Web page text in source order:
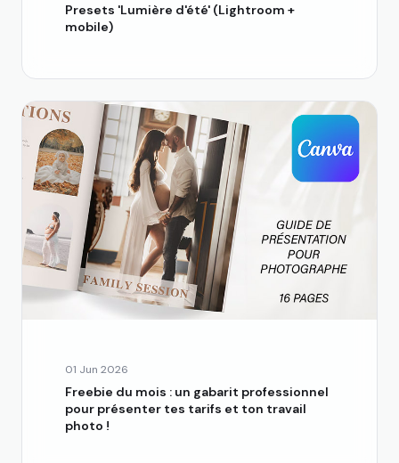
Presets 'Lumière d'été' (Lightroom +
mobile)
01 Jun 2026
Freebie du mois : un gabarit professionnel
pour présenter tes tarifs et ton travail
photo !